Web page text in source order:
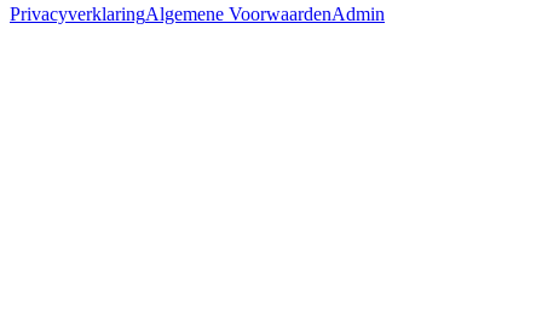
PrivacyverklaringAlgemene VoorwaardenAdmin